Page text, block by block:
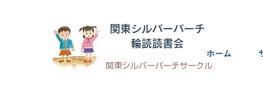
​関東シルバーバーチ
輪読読書会
​関東シルバーバーチサークル
ホーム